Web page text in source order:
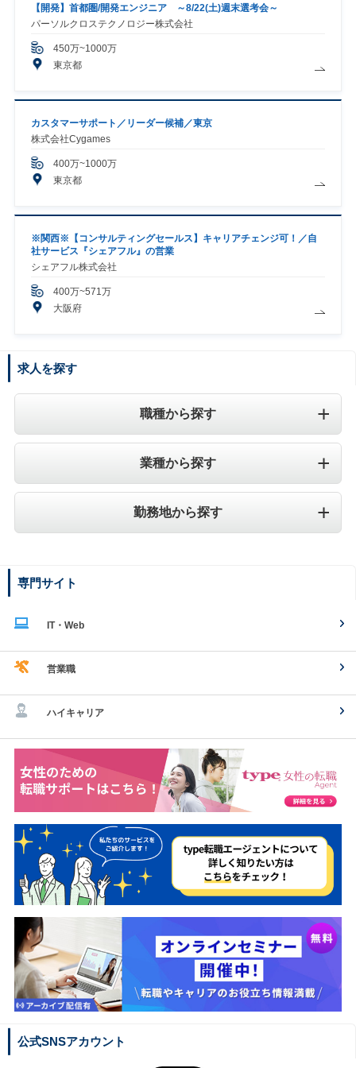
【開発】首都圏/開発エンジニア ～8/22(土)週末選考会～
パーソルクロステクノロジー株式会社
450万~1000万
東京都
カスタマーサポート／リーダー候補／東京
株式会社Cygames
400万~1000万
東京都
※関西※【コンサルティングセールス】キャリアチェンジ可！／自
社サービス『シェアフル』の営業
シェアフル株式会社
400万~571万
大阪府
求人を探す
職種から探す
業種から探す
勤務地から探す
専門サイト
IT・Web
営業職
ハイキャリア
公式SNSアカウント